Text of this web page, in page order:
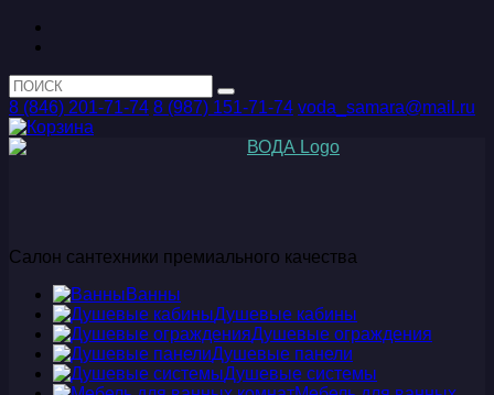
8 (846) 201-71-74 8 (987) 151-71-74 voda_samara@mail.ru
Салон сантехники премиального качества
Ванны
Душевые кабины
Душевые ограждения
Душевые панели
Душевые системы